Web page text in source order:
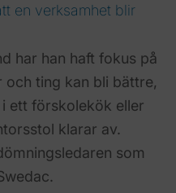
en verksamhet blir
har han haft fokus på
och ting kan bli bättre,
ett förskolekök eller
klarar av.
som